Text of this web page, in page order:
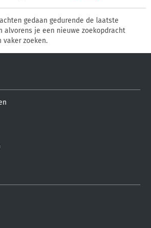
gedaan gedurende de laatste
alvorens je een nieuwe zoekopdracht
vaker zoeken.